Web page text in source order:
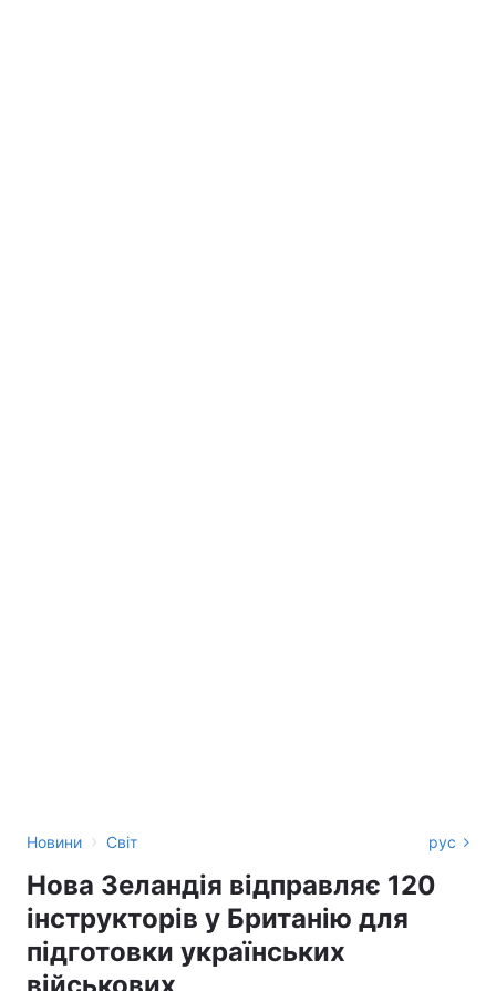
Новини › Світ рус
Нова Зеландія відправляє 120
інструкторів у Британію для
підготовки українських